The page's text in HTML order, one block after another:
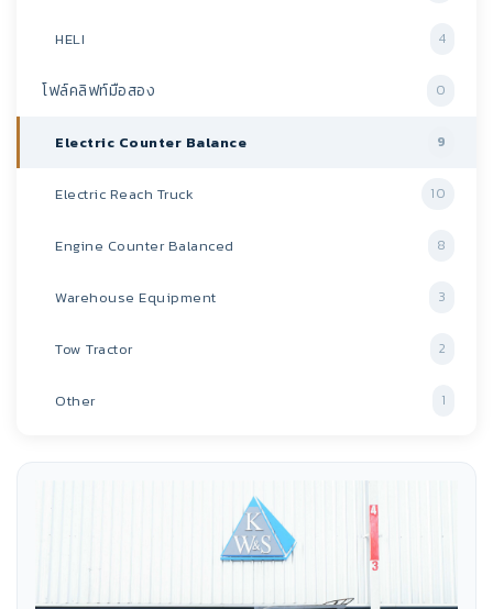
HELI 4
โฟล์คลิฟท์มือสอง 0
Electric Counter Balance 9
Electric Reach Truck 10
Engine Counter Balanced 8
Warehouse Equipment 3
Tow Tractor 2
Other 1